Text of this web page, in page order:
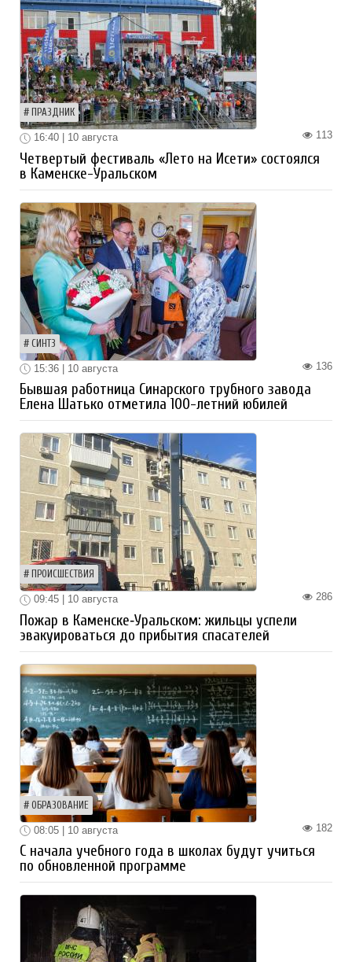
ПРАЗДНИК
113
16:40 | 10 августа
Четвертый фестиваль «Лето на Исети» состоялся
в Каменске-Уральском
СИНТЗ
136
15:36 | 10 августа
Бывшая работница Синарского трубного завода
Елена Шатько отметила 100-летний юбилей
ПРОИСШЕСТВИЯ
286
09:45 | 10 августа
Пожар в Каменске‑Уральском: жильцы успели
эвакуироваться до прибытия спасателей
ОБРАЗОВАНИЕ
182
08:05 | 10 августа
С начала учебного года в школах будут учиться
по обновленной программе